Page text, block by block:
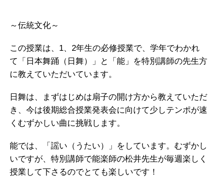
～伝統文化～
この授業は、1、2年生の必修授業で、学年でわかれ
て「日本舞踊（日舞）」と「能」を特別講師の先生方
に教えていただいています。
日舞は、まずはじめは扇子の開け方から教えていただ
き、今は後期総合授業発表会に向けて少しテンポが速
くむずかしい曲に挑戦します。
能では、「謡い（うたい）」をしています。むずかし
いですが、特別講師で能楽師の松井先生が毎週楽しく
授業して下さるのでとても楽しいです！